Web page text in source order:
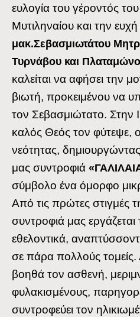
ευλογία του γέροντός
Μυτιληναίου και την
μακ.Σεβασμιωτάτου
Τυρνάβου και
καλείται να αφήσει την
βιωτή, προκειμένου να
τον Σεβασμιώτατο.
καλός Θεός τον φύτεψε,
νεότητας,
μας συντροφιά
σύμβολο ένα όμορφο
Από τις πρώτες στιγμές
συντροφιά μας εργάζεται
εθελοντικά,
σε πάρα πολλούς τομείς.
βοηθά τον ασθενή,
φυλακισμένους,
συντροφεύει τον